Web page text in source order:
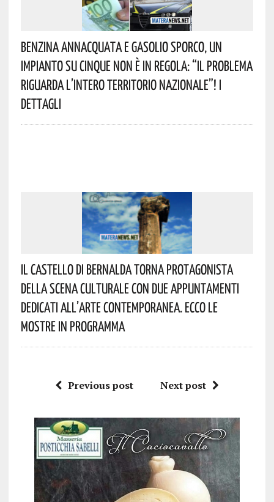
Benzina Annacquata E Gasolio Sporco, Un
Impianto Su Cinque Non È In Regola: “il Problema
Riguarda L’intero Territorio Nazionale”! I
Dettagli
Il Castello Di Bernalda Torna Protagonista
Della Scena Culturale Con Due Appuntamenti
Dedicati All’arte Contemporanea. Ecco Le
Mostre In Programma
Previous post Next post